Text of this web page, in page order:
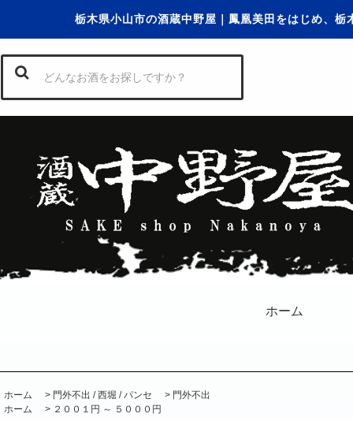
栃木県小山市の酒蔵中野屋｜鳳凰美田をはじめ、
ホーム
ホーム > 門外不出 / 西堀 / パンセ > 門外不出
ホーム
> ２００１円 ～ ５０００円